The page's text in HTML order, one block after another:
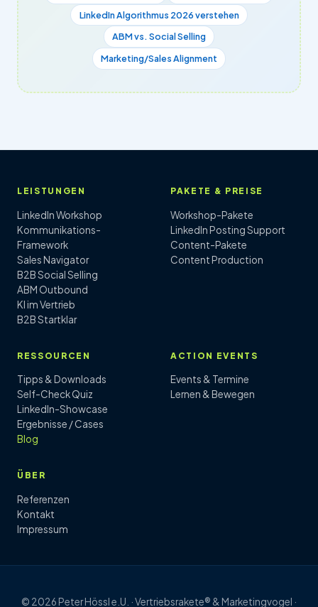
LinkedIn Algorithmus 2026 verstehen
ABM vs. Social Selling
Marketing/Sales Alignment
LEISTUNGEN
LinkedIn Workshop
Kommunikations-
Framework
Sales Navigator
B2B Social Selling
ABM Outbound
KI im Vertrieb
B2B Startklar
PAKETE & PREISE
Workshop-Pakete
LinkedIn Posting Support
Content-Pakete
Content Production
RESSOURCEN
Tipps & Downloads
Self-Check Quiz
LinkedIn-Showcase
Ergebnisse / Cases
Blog
ACTION EVENTS
Events & Termine
Lernen & Bewegen
ÜBER
Referenzen
Kontakt
Impressum
© 2026 Peter Hössl e.U. · Vertriebsrakete® & Marketingvogel ·